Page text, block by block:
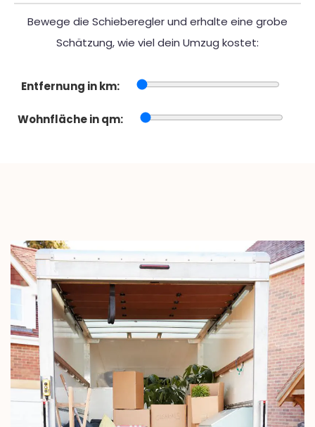
Bewege die Schieberegler und erhalte eine grobe
Schätzung, wie viel dein Umzug kostet:
Entfernung in km:
Wohnfläche in qm: